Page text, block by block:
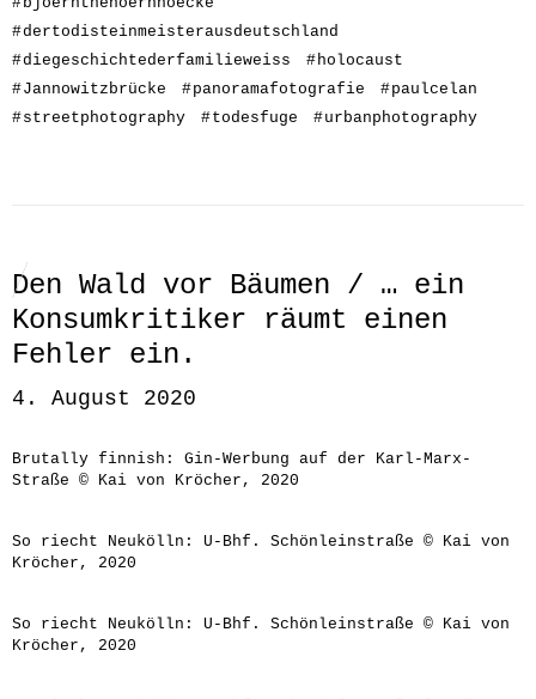
#dertodisteinmeisterausdeutschland
#diegeschichtederfamilieweiss #holocaust
#Jannowitzbrücke #panoramafotografie #paulcelan
#streetphotography #todesfuge #urbanphotography
Den Wald vor Bäumen / … ein
Konsumkritiker räumt einen
Fehler ein.
4. August 2020
Brutally finnish: Gin-Werbung auf der Karl-Marx-
Straße © Kai von Kröcher, 2020
So riecht Neukölln: U-Bhf. Schönleinstraße © Kai von
Kröcher, 2020
So riecht Neukölln: U-Bhf. Schönleinstraße © Kai von
Kröcher, 2020